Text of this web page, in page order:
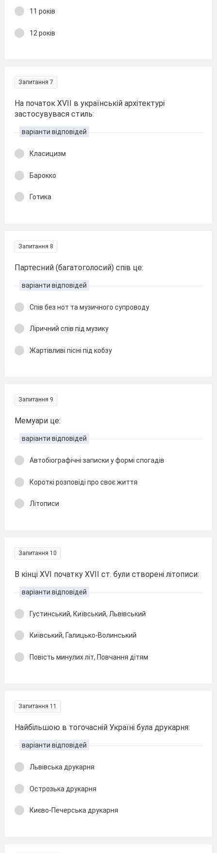
11 років
12 років
Запитання 7
На початок XVII в українській архітектурі
застосувувася стиль:
варіанти відповідей
Класицизм
Барокко
Готика
Запитання 8
Партесний (багатоголосий) спів це:
варіанти відповідей
Спів без нот та музичного супроводу
Ліричний спів під музику
Жартівливі пісні під кобзу
Запитання 9
Мемуари це:
варіанти відповідей
Автобіографічні записки у формі спогадів
Короткі розповіді про своє життя
Літописи
Запитання 10
В кінці XVI початку XVII ст. були створені літописи:
варіанти відповідей
Густинський, Київський, Львівський
Київський, Галицько-Волинський
Повість минулих літ, Повчання дітям
Запитання 11
Найбільшою в тогочасній Україні була друкарня:
варіанти відповідей
Львівська друкарня
Острозька друкарня
Києво-Печерська друкарня